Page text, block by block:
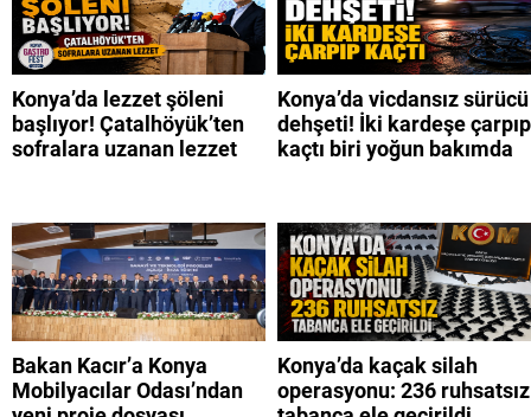
Konya’da lezzet şöleni
başlıyor! Çatalhöyük’ten
sofralara uzanan lezzet
Konya’da vicdansız sürücü
dehşeti! İki kardeşe çarpıp
kaçtı biri yoğun bakımda
Bakan Kacır’a Konya
Mobilyacılar Odası’ndan
Konya’da kaçak silah
operasyonu: 236 ruhsatsız